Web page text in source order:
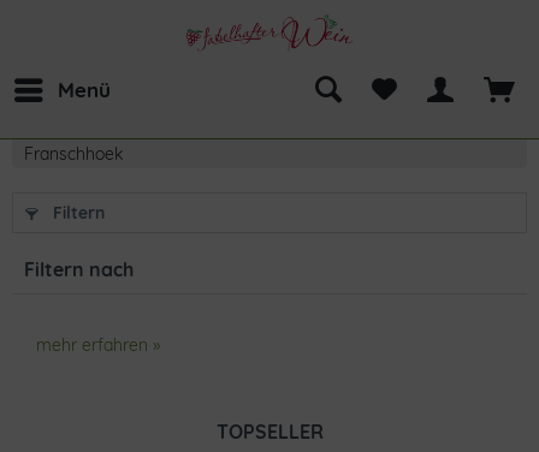
Menü
Franschhoek
Filtern
Filtern nach
mehr erfahren »
TOPSELLER